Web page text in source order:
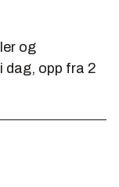
og
dag, opp fra 2